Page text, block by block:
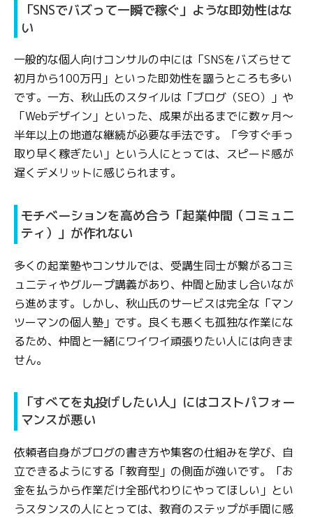
「SNSでバズって一瞬で稼ぐ」ような即効性はな
い
一般的な個人向けコンサルの中には「SNSをバズらせて
初月から100万円」といった即効性を謳うところも多い
です。一方、秋山氏のスタイルは「ブログ（SEO）」や
「Webデザイン」といった、成果が出るまでに数ヶ月〜
半年以上の地道な継続が必要な手法です。「今すぐ手っ
取り早く稼ぎたい」という人にとっては、スピード感が
遅くデメリットに感じられます。
モチベーションを高め合う「起業仲間（コミュニ
ティ）」が作れない
多くの起業塾やコンサルでは、受講生同士が繋がるコミ
ュニティやグループ講義があり、仲間と励まし合いなが
ら進めます。しかし、秋山氏のサービスは完全な「マン
ツーマンの個人塾」です。良くも悪くも孤独な作業にな
るため、仲間と一緒にワイワイ頑張りたい人には向きま
せん。
「すべてを丸投げしたい人」にはコストパフォー
マンスが悪い
依頼者自身がブログの書き方や集客の仕組みを学び、自
立できるようにする「教育型」の側面が強いです。「お
金を払うから作業だけ全部代わりにやってほしい」とい
うスタンスの人にとっては、教育のステップが手間に感